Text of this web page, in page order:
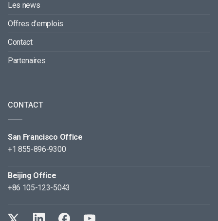
Les news
Offres d’emplois
Contact
Partenaires
CONTACT
San Francisco Office
+1 855-896-9300
Beijing Office
+86 105-123-5043